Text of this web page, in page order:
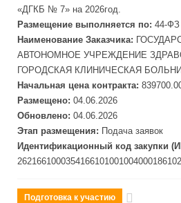
«ДГКБ № 7» на 2026год.
Размещение выполняется по: 44-ФЗ
Наименование Заказчика:
АВТОНОМНОЕ УЧРЕЖДЕНИЕ
ГОРОДСКАЯ КЛИНИЧЕСКАЯ
Начальная цена контракта:
Размещено: 04.06.2026
Обновлено: 04.06.2026
Этап размещения: Подача заявок
Идентификационный код закупки
Подготовка к участию